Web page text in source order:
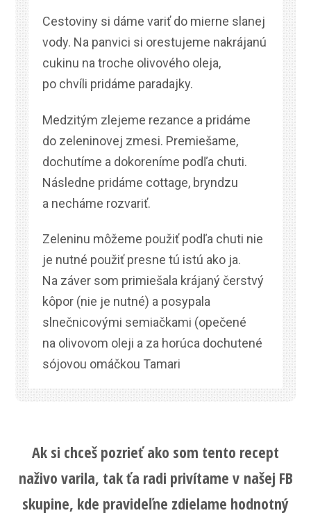
Cestoviny si dáme variť do mierne slanej
vody. Na panvici si orestujeme nakrájanú
cukinu na troche olivového oleja,
po chvíli pridáme paradajky.
Medzitým zlejeme rezance a pridáme
do zeleninovej zmesi. Premiešame,
dochutíme a dokoreníme podľa chuti.
Následne pridáme cottage, bryndzu
a necháme rozvariť.
Zeleninu môžeme použiť podľa chuti nie
je nutné použiť presne tú istú ako ja.
Na záver som primiešala krájaný čerstvý
kôpor (nie je nutné) a posypala
slnečnicovými semiačkami (opečené
na olivovom oleji a za horúca dochutené
sójovou omáčkou Tamari
Ak si chceš pozrieť ako som tento recept
naživo varila, tak ťa radi privítame v našej FB
skupine, kde pravideľne zdielame hodnotný